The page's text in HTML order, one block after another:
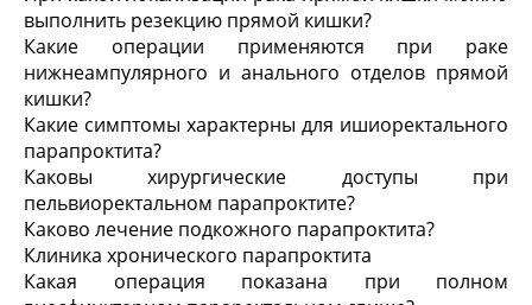
выполнить резекцию прямой кишки?
Какие операции применяются при раке
нижнеампулярного и анального отделов прямой
кишки?
Какие симптомы характерны для ишиоректального
парапроктита?
Каковы хирургические доступы при
пельвиоректальном парапроктите?
Каково лечение подкожного парапроктита?
Клиника хронического парапроктита
Какая операция показана при полном